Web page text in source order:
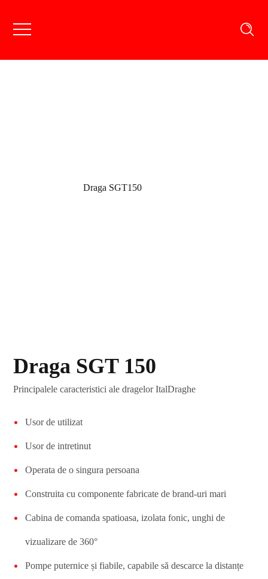
Draga SGT150
Draga SGT 150
Principalele caracteristici ale dragelor ItalDraghe
Usor de utilizat
Usor de intretinut
Operata de o singura persoana
Construita cu componente fabricate de brand-uri mari
Cabina de comanda spatioasa, izolata fonic, unghi de
vizualizare de 360°
Pompe puternice și fiabile, capabile să descarce la distanțe